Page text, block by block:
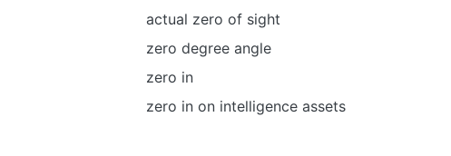
actual zero of sight
zero degree angle
zero in
zero in on intelligence assets